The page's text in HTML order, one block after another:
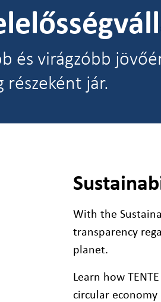
és virágzóbb
részeként jár.
With the
transparency
planet.
Learn how
circular